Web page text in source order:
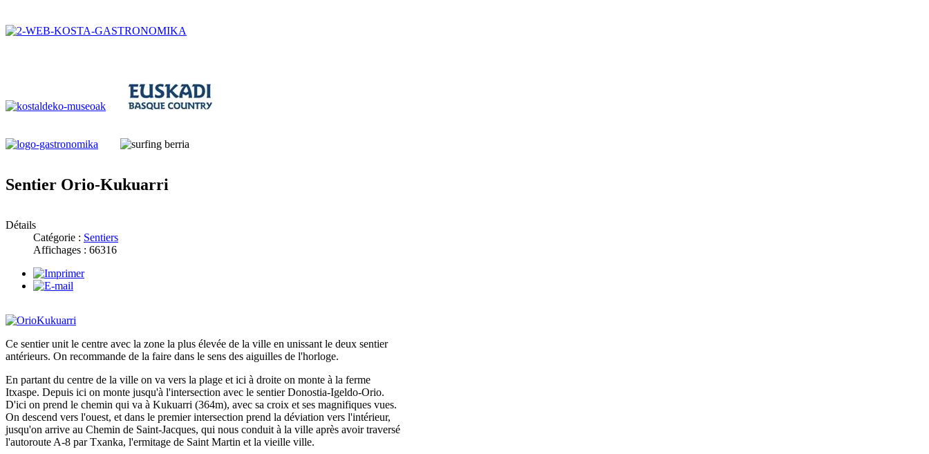
Sentier Orio-Kukuarri
Détails
Catégorie : Sentiers
Affichages : 66316
Ce sentier unit le centre avec la zone la plus élevée de la ville en unissant le deux sentier
antérieurs. On recommande de la faire dans le sens des aiguilles de l'horloge.
En partant du centre de la ville on va vers la plage et ici à droite on monte à la ferme
Itxaspe. Depuis ici on monte jusqu'à l'intersection avec le sentier Donostia-Igeldo-Orio.
D'ici on prend le chemin qui va à Kukuarri (364m), avec sa croix et ses magnifiques vues.
On descend vers l'ouest, et dans le premier intersection prend la déviation vers l'intérieur,
jusqu'on arrive au Chemin de Saint-Jacques, qui nous conduit à la ville après avoir traversé
l'autoroute A-8 par Txanka, l'ermitage de Saint Martin et la vieille ville.